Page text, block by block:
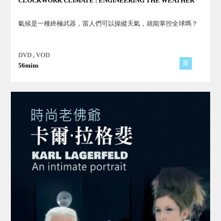
氣候是一種終極武器，當人們可以操縱天氣，就能掌控全球嗎？
DVD , VOD
56mins
英